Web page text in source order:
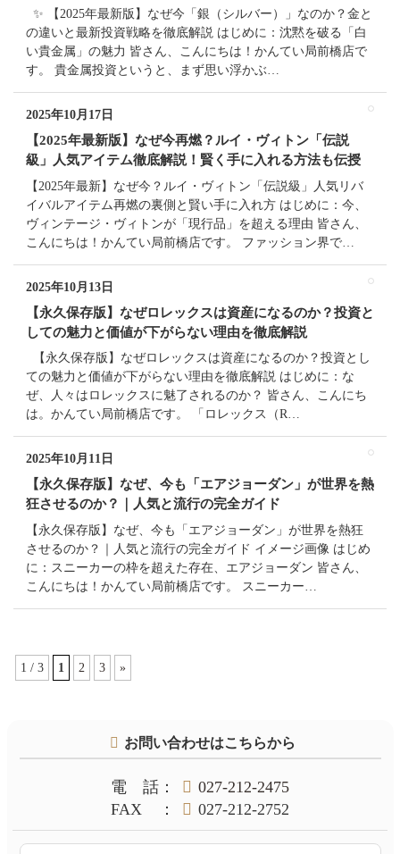
✨ 【2025年最新版】なぜ今「銀（シルバー）」なのか？金と
の違いと最新投資戦略を徹底解説 はじめに：沈黙を破る「白
い貴金属」の魅力 皆さん、こんにちは！かんてい局前橋店で
す。 貴金属投資というと、まず思い浮かぶ…
2025年10月17日
【2025年最新版】なぜ今再燃？ルイ・ヴィトン「伝説
級」人気アイテム徹底解説！賢く手に入れる方法も伝授
【2025年最新】なぜ今？ルイ・ヴィトン「伝説級」人気リバ
イバルアイテム再燃の裏側と賢い手に入れ方 はじめに：今、
ヴィンテージ・ヴィトンが「現行品」を超える理由 皆さん、
こんにちは！かんてい局前橋店です。 ファッション界で…
2025年10月13日
【永久保存版】なぜロレックスは資産になるのか？投資と
しての魅力と価値が下がらない理由を徹底解説
【永久保存版】なぜロレックスは資産になるのか？投資とし
ての魅力と価値が下がらない理由を徹底解説 はじめに：な
ぜ、人々はロレックスに魅了されるのか？ 皆さん、こんにち
は。かんてい局前橋店です。 「ロレックス（R…
2025年10月11日
【永久保存版】なぜ、今も「エアジョーダン」が世界を熱
狂させるのか？｜人気と流行の完全ガイド
【永久保存版】なぜ、今も「エアジョーダン」が世界を熱狂
させるのか？｜人気と流行の完全ガイド イメージ画像 はじめ
に：スニーカーの枠を超えた存在、エアジョーダン 皆さん、
こんにちは！かんてい局前橋店です。 スニーカー…
1 / 3 1 2 3
»
お問い合わせはこちらから
電話 ：
027-212-2475
FAX
： 027-212-2752